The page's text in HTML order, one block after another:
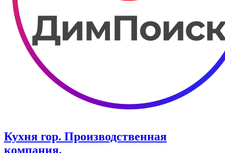
Кухня гор. Производственная
компания.